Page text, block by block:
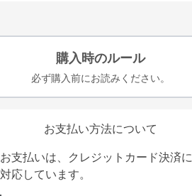
購入時のルール
必ず購入前にお読みください。
お支払い方法について
お支払いは、クレジットカード決済に
対応しています。